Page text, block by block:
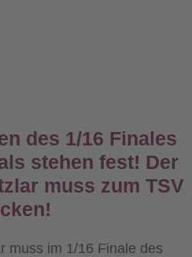
des 1/16 Finales
stehen fest! Der
muss zum TSV
muss im 1/16 Finale des